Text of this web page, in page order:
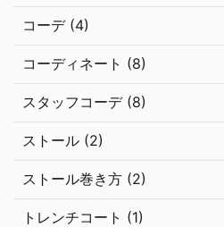
コーデ (4)
コーディネート (8)
スタッフコーデ (8)
ストール (2)
ストール巻き方 (2)
トレンチコート (1)